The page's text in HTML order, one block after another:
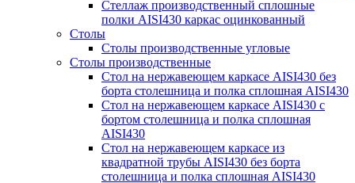
Стеллаж производственный сплошные
полки AISI430 каркас оцинкованный
Столы
Столы производственные угловые
Столы производственные
Стол на нержавеющем каркасе AISI430 без
борта столешница и полка сплошная AISI430
Стол на нержавеющем каркасе AISI430 с
бортом столешница и полка сплошная
AISI430
Стол на нержавеющем каркасе из
квадратной трубы AISI430 без борта
столешница и полка сплошная AISI430